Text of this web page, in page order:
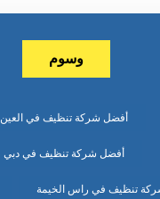
وسوم
أفضل شركة تنظيف في العين
أفضل شركة تنظيف في دبي
تنظيف في راس الخيمة